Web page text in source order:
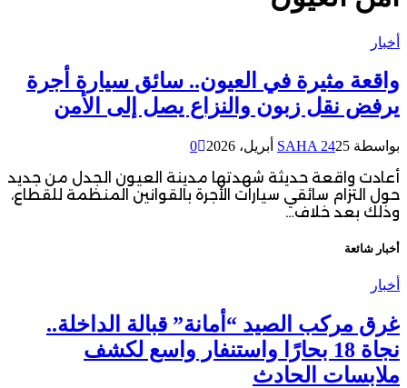
أخبار
واقعة مثيرة في العيون.. سائق سيارة أجرة
يرفض نقل زبون والنزاع يصل إلى الأمن
بواسطة SAHA 2425 أبريل، 2026 0
أعادت واقعة حديثة شهدتها مدينة العيون الجدل من جديد
حول التزام سائقي سيارات الأجرة بالقوانين المنظمة للقطاع،
وذلك بعد خلاف…
أخبار شائعة
أخبار
غرق مركب الصيد “أمانة” قبالة الداخلة..
نجاة 18 بحارًا واستنفار واسع لكشف
ملابسات الحادث